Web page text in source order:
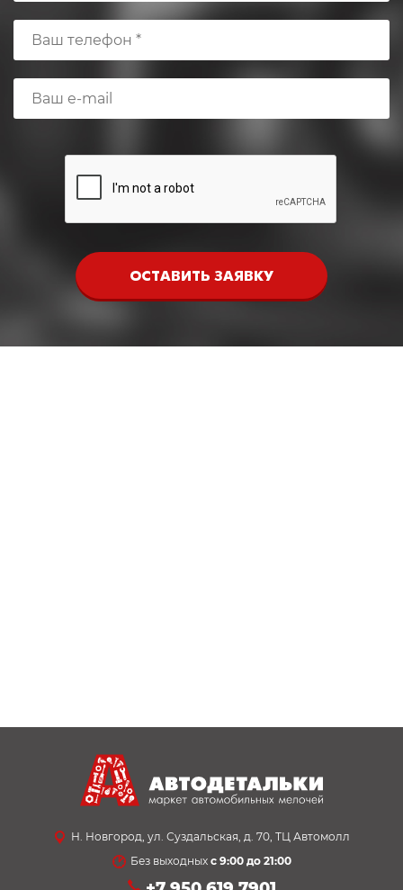
ОСТАВИТЬ ЗАЯВКУ
Н. Новгород, ул. Суздальская, д. 70, ТЦ Автомолл
Без выходных с 9:00 до 21:00